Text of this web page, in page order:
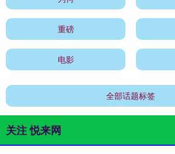
重磅
电影
全部话题标签
关注 悦来网